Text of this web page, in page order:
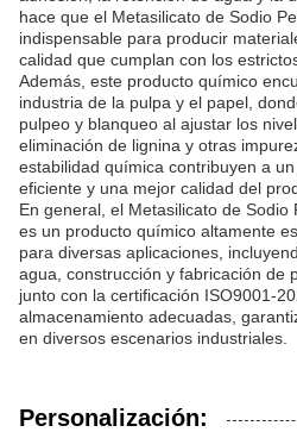
hace que el Metasilicato de Sodio
indispensable para producir
calidad que cumplan con los
Además, este producto químico
industria de la pulpa y el papel,
pulpeo y blanqueo al ajustar los
eliminación de lignina y otras
estabilidad química contribuyen a
eficiente y una mejor calidad del
En general, el Metasilicato de Sodio
es un producto químico altamente
para diversas aplicaciones,
agua, construcción y fabricación de
junto con la certificación ISO9001-
almacenamiento adecuadas,
en diversos escenarios industriales.
Personalización: